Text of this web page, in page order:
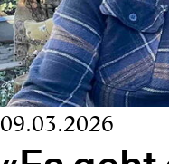
09.03.2026